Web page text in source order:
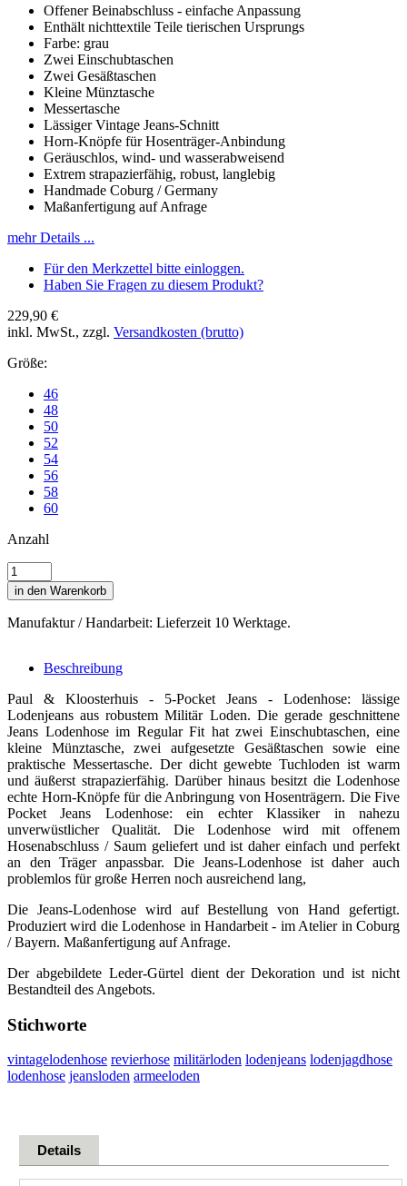
Offener Beinabschluss - einfache Anpassung
Enthält nichttextile Teile tierischen Ursprungs
Farbe: grau
Zwei Einschubtaschen
Zwei Gesäßtaschen
Kleine Münztasche
Messertasche
Lässiger Vintage Jeans-Schnitt
Horn-Knöpfe für Hosenträger-Anbindung
Geräuschlos, wind- und wasserabweisend
Extrem strapazierfähig, robust, langlebig
Handmade Coburg / Germany
Maßanfertigung auf Anfrage
mehr Details ...
Für den Merkzettel bitte einloggen.
Haben Sie Fragen zu diesem Produkt?
229,90 €
inkl. MwSt., zzgl. Versandkosten (brutto)
Größe:
46
48
50
52
54
56
58
60
Anzahl
in den Warenkorb
Manufaktur / Handarbeit: Lieferzeit 10 Werktage.
Details
Beschreibung
Paul & Kloosterhuis - 5-Pocket Jeans - Lodenhose: lässige
Lodenjeans aus robustem Militär Loden. Die gerade geschnittene
Jeans Lodenhose im Regular Fit hat zwei Einschubtaschen, eine
kleine Münztasche, zwei aufgesetzte Gesäßtaschen sowie eine
praktische Messertasche. Der dicht gewebte Tuchloden ist warm
und äußerst strapazierfähig. Darüber hinaus besitzt die Lodenhose
echte Horn-Knöpfe für die Anbringung von Hosenträgern. Die Five
Pocket Jeans Lodenhose: ein echter Klassiker in nahezu
unverwüstlicher Qualität. Die Lodenhose wird mit offenem
Hosenabschluss / Saum geliefert und ist daher einfach und perfekt
an den Träger anpassbar. Die Jeans-Lodenhose ist daher auch
problemlos für große Herren noch ausreichend lang,
Die Jeans-Lodenhose wird auf Bestellung von Hand gefertigt.
Produziert wird die Lodenhose in Handarbeit - im Atelier in Coburg
/ Bayern. Maßanfertigung auf Anfrage.
Der abgebildete Leder-Gürtel dient der Dekoration und ist nicht
Bestandteil des Angebots.
Stichworte
vintagelodenhose revierhose militärloden lodenjeans lodenjagdhose
lodenhose jeansloden armeeloden